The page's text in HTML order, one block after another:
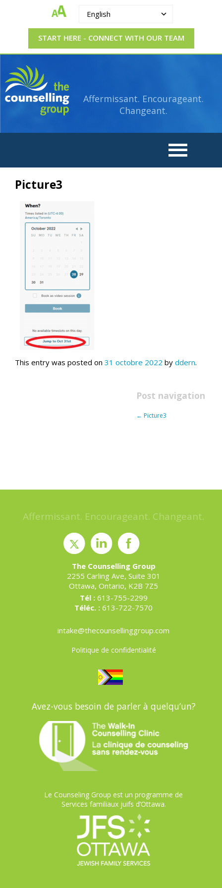
English
START HERE - CONNECT WITH OUR TEAM
The
Counselling
Group
Strengthening.
Supporting.
Changing.
Affermissant. Encourageant.
Changeant.
Picture3
This entry was posted on 31 octobre 2022 by ddern.
Post navigation
← Picture3
Affermissant. Encourageant. Changeant.
The Counselling Group
2255 Carling Ave, Suite 301
Ottawa, Ontario, K2B 7Z5
Tél :613-755-2299
Téléc. : 613-722-7570
intake@thecounsellinggroup.com
Politique de confidentialité
Avez-vous besoin de parler à quelqu’un?
Le Counseling Group est un programme de
Services familiaux juifs d’Ottawa.